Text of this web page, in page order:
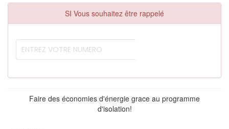
SI Vous souhaitez être rappelé
Faire des économies d'énergie grace au programme
d'isolation!